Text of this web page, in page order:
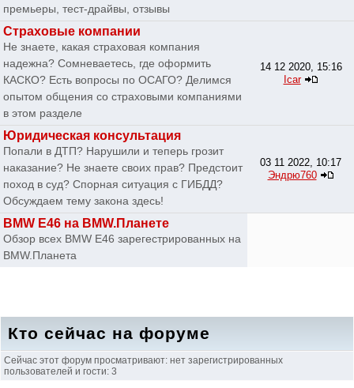
премьеры, тест-драйвы, отзывы
Страховые компании
Не знаете, какая страховая компания
надежна? Сомневаетесь, где оформить
КАСКО? Есть вопросы по ОСАГО? Делимся
опытом общения со страховыми компаниями
в этом разделе
14 12 2020, 15:16
Icar
Юридическая консультация
Попали в ДТП? Нарушили и теперь грозит
наказание? Не знаете своих прав? Предстоит
поход в суд? Спорная ситуация с ГИБДД?
Обсуждаем тему закона здесь!
03 11 2022, 10:17
Эндрю760
BMW E46 на BMW.Планете
Обзор всех BMW E46 зарегестрированных на
BMW.Планета
Кто сейчас на форуме
Сейчас этот форум просматривают: нет зарегистрированных
пользователей и гости: 3